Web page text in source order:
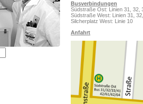
Busverbindungen
Südstraße Ost: Linien 31, 32,
Südstraße West: Linien 31,
Silcherplatz West: Linie 10
Anfahrt